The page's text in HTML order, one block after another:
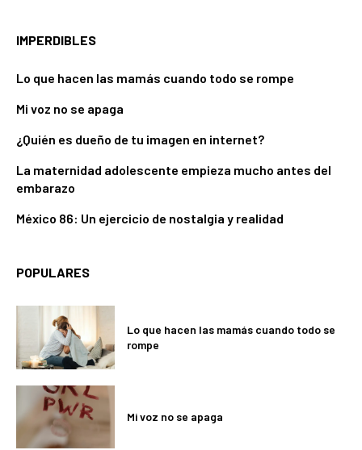
IMPERDIBLES
Lo que hacen las mamás cuando todo se rompe
Mi voz no se apaga
¿Quién es dueño de tu imagen en internet?
La maternidad adolescente empieza mucho antes del
embarazo
México 86: Un ejercicio de nostalgia y realidad
POPULARES
Lo que hacen las mamás cuando todo se
rompe
Mi voz no se apaga